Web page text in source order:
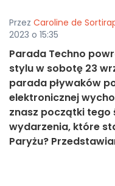
Przez Caroline de
2023 o 15:35
Parada Techno
stylu w sobotę 23
parada pływaków
elektronicznej
znasz początki tego
wydarzenia, które
Paryżu?